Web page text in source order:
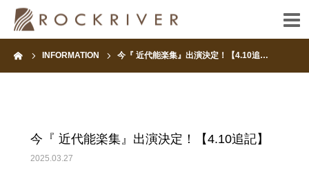
INFORMATION 今『 近代能楽集』出演決定！【4.10追…
今『 近代能楽集』出演決定！【4.10追記】
2025.03.27
HOME
ARTIST